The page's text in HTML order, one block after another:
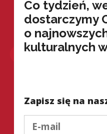
Co tydzień,
dostarczymy
o
kulturalnych
Zapisz się na